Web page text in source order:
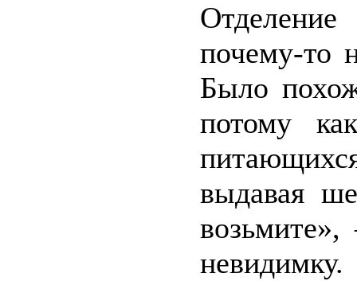
почему-то
Было
потому
выдавая
невидимку.